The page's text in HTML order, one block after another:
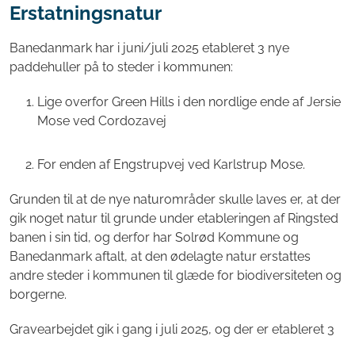
Erstatningsnatur
Banedanmark har i juni/juli 2025 etableret 3 nye
paddehuller på to steder i kommunen:
Lige overfor Green Hills i den nordlige ende af Jersie
Mose ved Cordozavej
For enden af Engstrupvej ved Karlstrup Mose.
Grunden til at de nye naturområder skulle laves er, at der
gik noget natur til grunde under etableringen af Ringsted
banen i sin tid, og derfor har Solrød Kommune og
Banedanmark aftalt, at den ødelagte natur erstattes
andre steder i kommunen til glæde for biodiversiteten og
borgerne.
Gravearbejdet gik i gang i juli 2025, og der er etableret 3